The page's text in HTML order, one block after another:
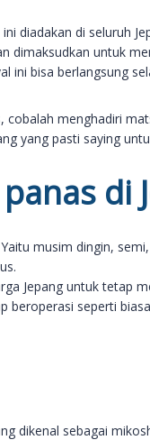
diadakan di seluruh
dimaksudkan untuk
ini bisa berlangsung
cobalah menghadiri
yang pasti saying
di
musim dingin,
Jepang untuk tetap
seperti
dikenal sebagai